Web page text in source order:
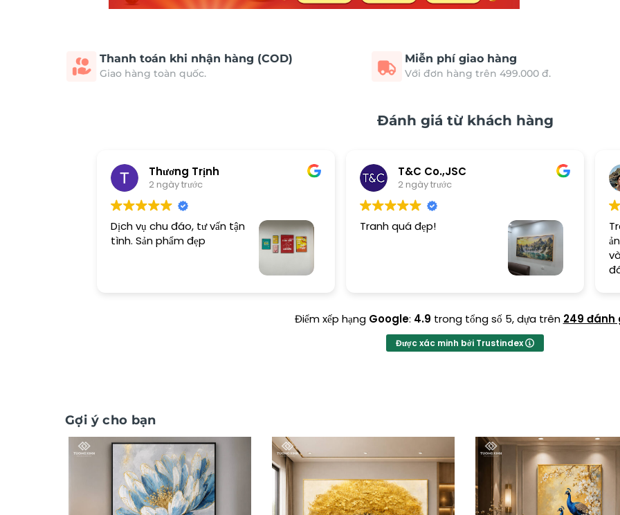
Thanh toán khi nhận hàng (COD)
Giao hàng toàn quốc.
Miễn phí giao hàng
Với đơn hàng trên 499.000 đ.
Đánh giá từ khách hàng
Thương Trịnh
2 ngày trước
Dịch vụ chu đáo, tư vấn tận
tình. Sản phẩm đẹp
T&C Co.,JSC
2 ngày trước
Tranh quá đẹp!
Điểm xếp hạng Google: 4.9 trong tổng số 5, dựa trên 249 đánh
Được xác minh bởi Trustindex
Gợi ý cho bạn